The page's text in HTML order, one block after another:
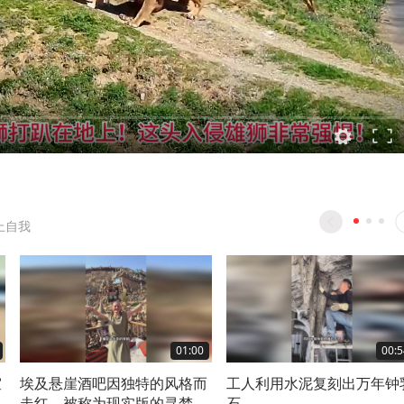
自我
01:00
埃及悬崖酒吧因独特的风格而
工人利用水泥复刻出万年钟